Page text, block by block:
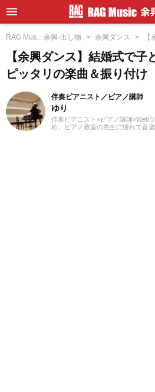
RAG Mus... 余興·出し物 余興ダンス
【余興ダンス】結婚式で子
ピッタリの楽曲＆振り付け
伴奏ピアニスト／ピアノ講師
ゆり
伴奏ピアニスト×ピアノ講師×Web
め、ピアノ教室の先生に憧れて音